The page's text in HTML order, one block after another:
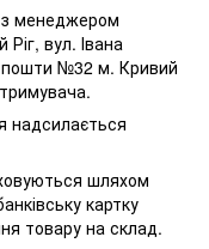
з менеджером
вул. Івана
пошти №32 м. Кривий
надсилається
шляхом
картку
товару на склад.